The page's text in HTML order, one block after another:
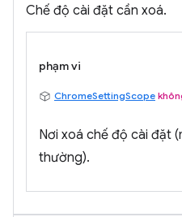
Chế độ cài đặt cần xoá.
phạm vi
ChromeSettingScope
Nơi xoá chế độ cài đặt
thường).